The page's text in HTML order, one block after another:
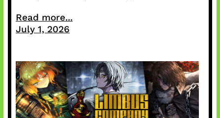
Read more...
July 1, 2026